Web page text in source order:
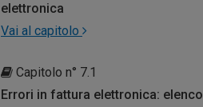
elettronica
Vai al capitolo
Capitolo n° 7.1
Errori in fattura elettronica: elenco